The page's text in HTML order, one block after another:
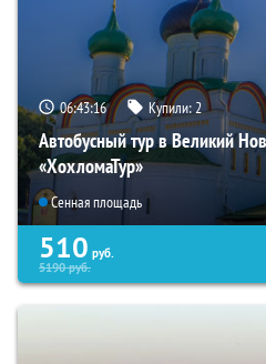
06:43:15 Купили:2
Автобусный тур в Великий
«ХохломаТур»
Сенная площадь
510 руб.
5190руб.